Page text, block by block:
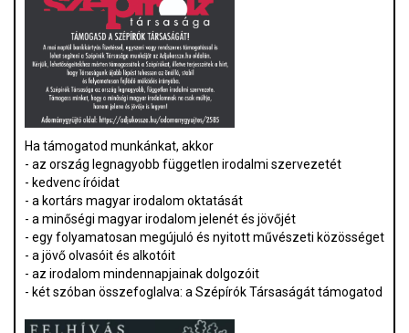
Ha támogatod munkánkat, akkor
- az ország legnagyobb független irodalmi szervezetét
- kedvenc íróidat
- a kortárs magyar irodalom oktatását
- a minőségi magyar irodalom jelenét és jövőjét
- egy folyamatosan megújuló és nyitott művészeti közösséget
- a jövő olvasóit és alkotóit
- az irodalom mindennapjainak dolgozóit
- két szóban összefoglalva: a Szépírók Társaságát támogatod